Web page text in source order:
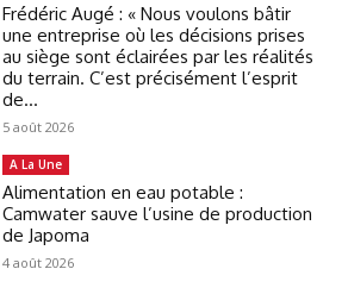
Frédéric Augé : « Nous voulons bâtir
une entreprise où les décisions prises
au siège sont éclairées par les réalités
du terrain. C’est précisément l’esprit
de...
5 août 2026
A La Une
Alimentation en eau potable :
Camwater sauve l’usine de production
de Japoma
4 août 2026